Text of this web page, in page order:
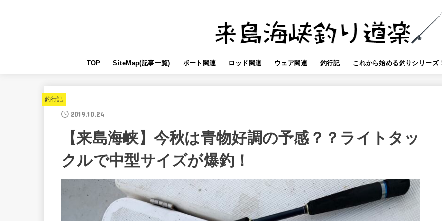
TOP SiteMap(記事一覧) ボート関連 ロッド関連 ウェア関連 釣行記 これから始める釣りシリーズ
釣行記
2019.10.24
【来島海峡】今秋は青物好調の予感？？ライトタッ
クルで中型サイズが爆釣！